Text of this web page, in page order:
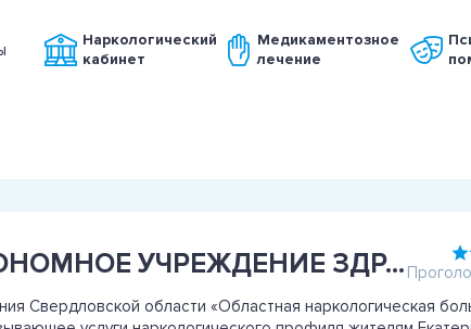
Наркологический
кабинет
Медикаментозное
лечение
ГОСУДАРСТВЕННОЕ АВТОНОМНОЕ УЧРЕЖДЕНИЕ ЗДРАВООХРАНЕНИЯ СВЕРДЛОВСКОЙ ОБЛАСТИ
Свердловской области «Областная наркологическая